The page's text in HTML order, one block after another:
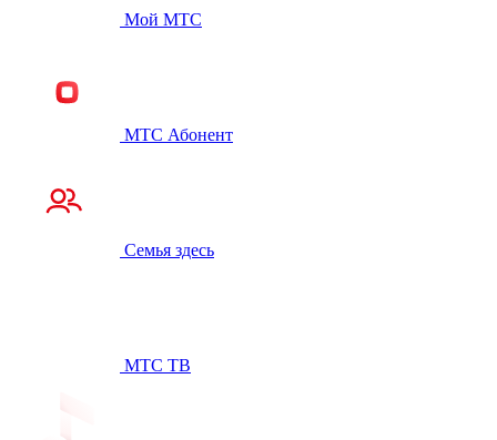
Мой МТС
МТС Абонент
Семья здесь
МТС ТВ